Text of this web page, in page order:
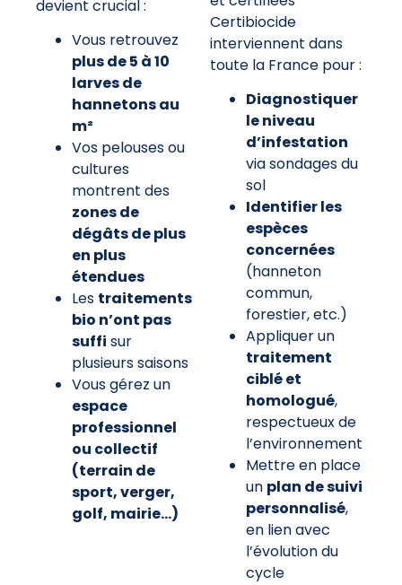
devient crucial :
Vous retrouvez
plus de 5 à 10
larves de
hannetons au
m²
Vos pelouses ou
cultures
montrent des
zones de
dégâts de plus
en plus
étendues
Les traitements
bio n’ont pas
suffi sur
plusieurs saisons
Vous gérez un
espace
professionnel
ou collectif
(terrain de
sport, verger,
golf, mairie…)
Certibiocide
interviennent dans
toute la France pour :
Diagnostiquer
le niveau
d’infestation
via sondages du
sol
Identifier les
espèces
concernées
(hanneton
commun,
forestier, etc.)
Appliquer un
traitement
ciblé et
homologué,
respectueux de
l’environnement
Mettre en place
un plan de suivi
personnalisé,
en lien avec
l’évolution du
cycle